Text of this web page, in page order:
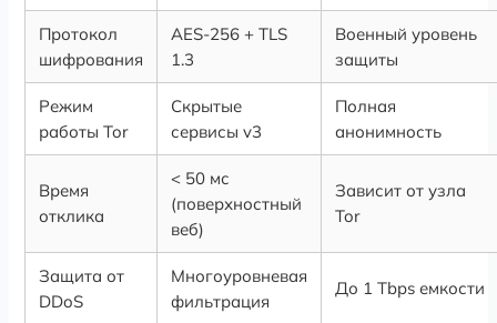
Протокол
шифрования
AES-256 + TLS
1.3
Военный уровень
защиты
Режим
работы Tor
Скрытые
сервисы v3
Полная
анонимность
Время
отклика
< 50 мс
(поверхностный
веб)
Зависит от узла
Tor
Защита от
DDoS
Многоуровневая
фильтрация
До 1 Tbps емкости